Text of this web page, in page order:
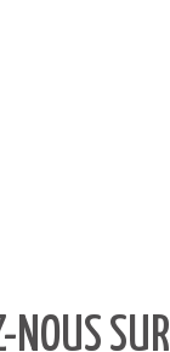
NOUS SUR